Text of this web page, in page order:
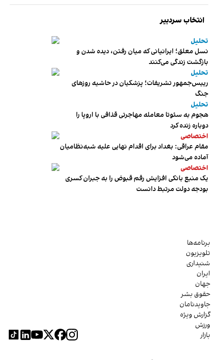
انتخاب سردبیر
تحلیل
نسل معلق؛ ایرانیانی که میان رفتن، دیده شدن و
بازگشت زندگی می‌کنند
تحلیل
رییس‌جمهور تشریفات؛ پزشکیان در حاشیه روزهای
جنگ
تحلیل
هجوم به سئوتا معامله مهاجرتی قذافی با اروپا را
دوباره زنده کرد
اختصاصی
مقام عراقی: بغداد برای اقدام نهایی علیه شبه‌نظامیان
آماده می‌شود
اختصاصی
یک منبع بانکی افزایش رقم قبوض را به جبران کسری
بودجه دولت مرتبط دانست
برنامه‌ها
تلویزیون
شنیداری
ایران
جهان
حقوق بشر
جاویدنامان
گزارش ویژه
ورزش
بازار